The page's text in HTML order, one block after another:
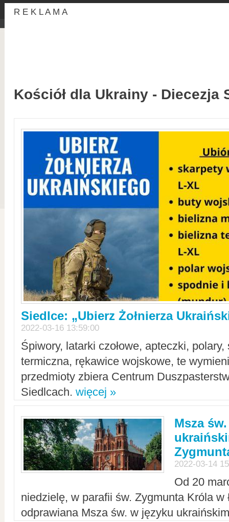
R E K L A M A
Kościół dla Ukrainy - Diecezja
Siedlce: „Ubierz Żołnierza
2022-03-16 13:59:00
Śpiwory, latarki czołowe, apteczki,
termiczna, rękawice wojskowe, te
przedmioty zbiera Centrum
Siedlcach. więcej »
Msza
2022-03-14
Od 20
niedzielę, w parafii św. Zygmunta Króla w
odprawiana Msza św. w języku